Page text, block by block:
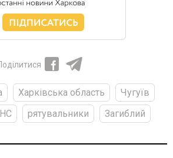
Харківська область
Чугуїв
рятувальники Загиблий